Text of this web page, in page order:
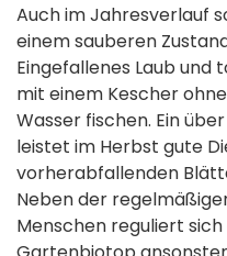
Auch im Jahresverlauf
einem sauberen
Eingefallenes Laub und
mit einem Kescher
Wasser fischen. Ein
leistet im Herbst gute
vorherabfallenden
Neben der
Menschen reguliert